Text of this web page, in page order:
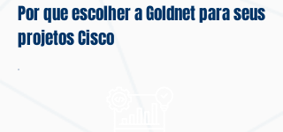
Por que escolher a Goldnet para seus
projetos Cisco